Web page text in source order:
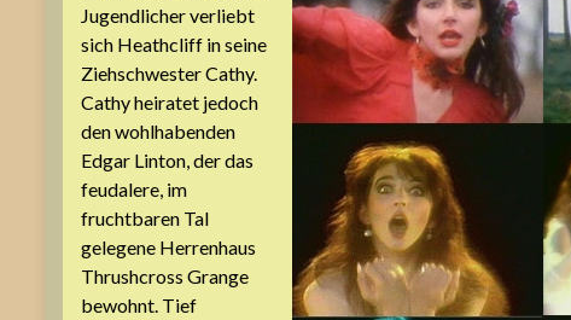
Jugendlicher verliebt
sich Heathcliff in seine
Ziehschwester Cathy.
Cathy heiratet jedoch
den wohlhabenden
Edgar Linton, der das
feudalere, im
fruchtbaren Tal
gelegene Herrenhaus
Thrushcross Grange
bewohnt. Tief